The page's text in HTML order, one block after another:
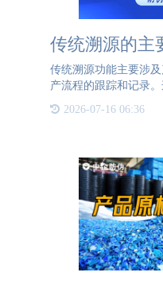
传统溯源的主
传统溯源功能主要涉
产流程的跟踪和记录
溯源功能的主要方面
2026-07-16 06:36